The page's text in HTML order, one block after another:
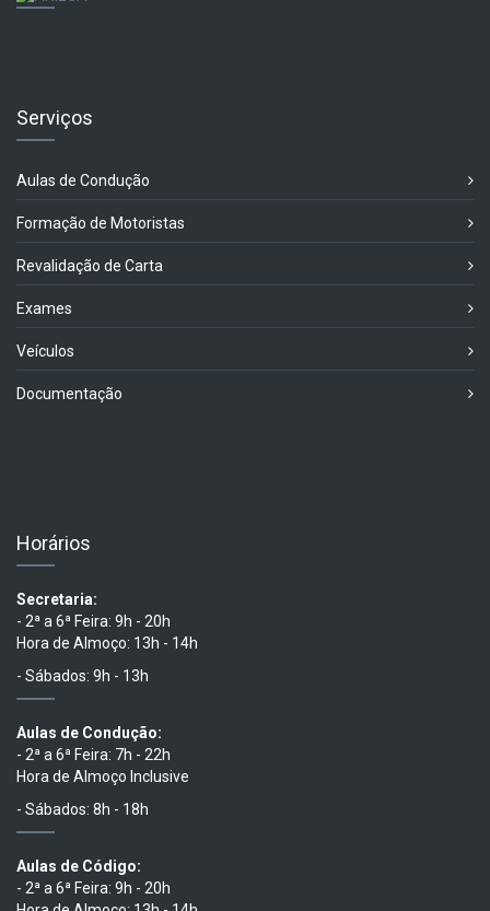
Serviços
Aulas de Condução
Formação de Motoristas
Revalidação de Carta
Exames
Veículos
Documentação
Horários
Secretaria:
- 2ª a 6ª Feira: 9h - 20h
Hora de Almoço: 13h - 14h
- Sábados: 9h - 13h
Aulas de Condução:
- 2ª a 6ª Feira: 7h - 22h
Hora de Almoço Inclusive
- Sábados: 8h - 18h
Aulas de Código:
- 2ª a 6ª Feira: 9h - 20h